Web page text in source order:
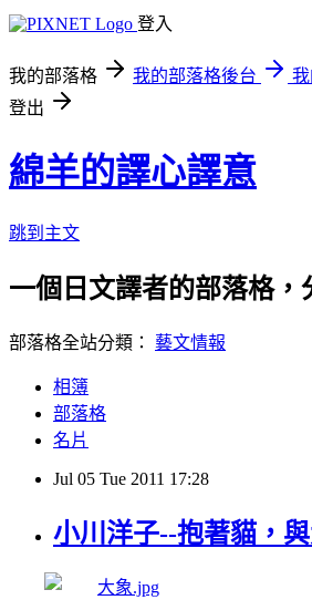
登入
我的部落格 我的部落格後台
登出
綿羊的譯心譯意
跳到主文
一個日文譯者的部落格
部落格全站分類： 藝文情報
相簿
部落格
名片
Jul 05 Tue 2011 17:28
小川洋子--抱著貓，